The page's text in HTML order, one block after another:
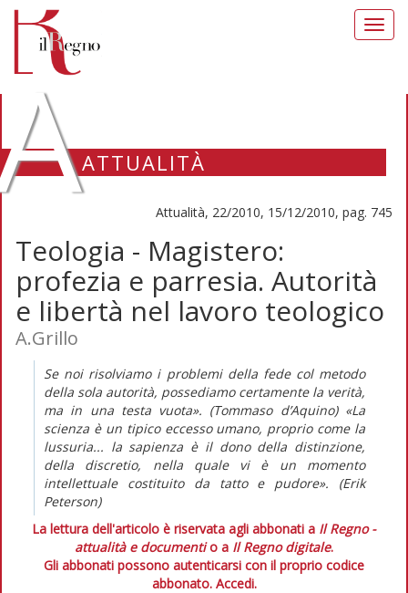
ATTUALITÀ
Attualità, 22/2010, 15/12/2010, pag. 745
Teologia - Magistero:
profezia e parresia. Autorità
e libertà nel lavoro teologico
A.Grillo
Se noi risolviamo i problemi della fede col metodo
della sola autorità, possediamo certamente la verità,
ma in una testa vuota». (Tommaso d’Aquino) «La
scienza è un tipico eccesso umano, proprio come la
lussuria... la sapienza è il dono della distinzione,
della discretio, nella quale vi è un momento
intellettuale costituito da tatto e pudore». (Erik
Peterson)
La lettura dell'articolo è riservata agli abbonati a Il Regno -
attualità e documentio a Il Regno digitale.
Gli abbonati possono autenticarsi con il proprio codice
abbonato. Accedi.